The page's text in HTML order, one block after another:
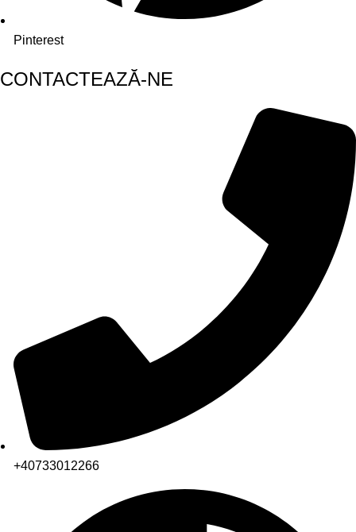
Pinterest
CONTACTEAZĂ-NE
+40733012266